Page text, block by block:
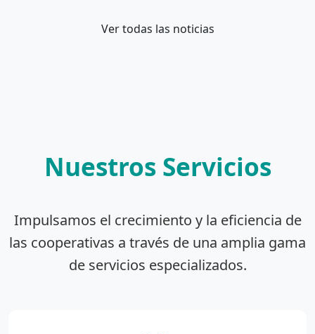
Ver todas las noticias
Nuestros Servicios
Impulsamos el crecimiento y la eficiencia de
las cooperativas a través de una amplia gama
de servicios especializados.